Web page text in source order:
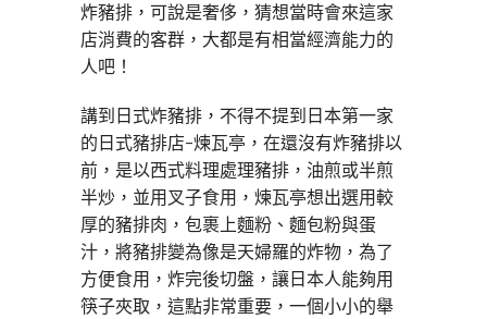
炸豬排，可說是奢侈，猜想當時會來這家
店消費的客群，大都是有相當經濟能力的
人吧！
講到日式炸豬排，不得不提到日本第一家
的日式豬排店-煉瓦亭，在還沒有炸豬排以
前，是以西式料理處理豬排，油煎或半煎
半炒，並用叉子食用，煉瓦亭想出選用較
厚的豬排肉，包裹上麵粉、麵包粉與蛋
汁，將豬排變為像是天婦羅的炸物，為了
方便食用，炸完後切盤，讓日本人能夠用
筷子夾取，這點非常重要，一個小小的舉